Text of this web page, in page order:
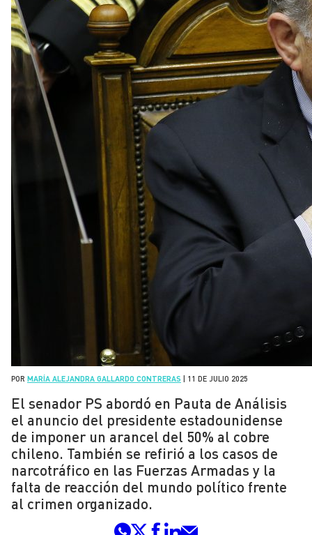
POR MARÍA ALEJANDRA GALLARDO CONTRERAS 11 DE JULIO 2025
El senador PS abordó en Pauta de Análisis
el anuncio del presidente estadounidense
de imponer un arancel del 50% al cobre
chileno. También se refirió a los casos de
narcotráfico en las Fuerzas Armadas y la
falta de reacción del mundo político frente
al crimen organizado.